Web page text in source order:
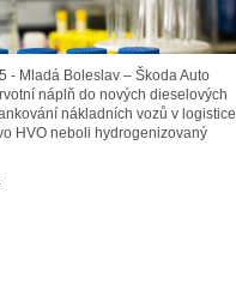
- Mladá Boleslav – Škoda Auto
náplň do nových dieselových
nákladních vozů v logistice
HVO neboli hydrogenizovaný